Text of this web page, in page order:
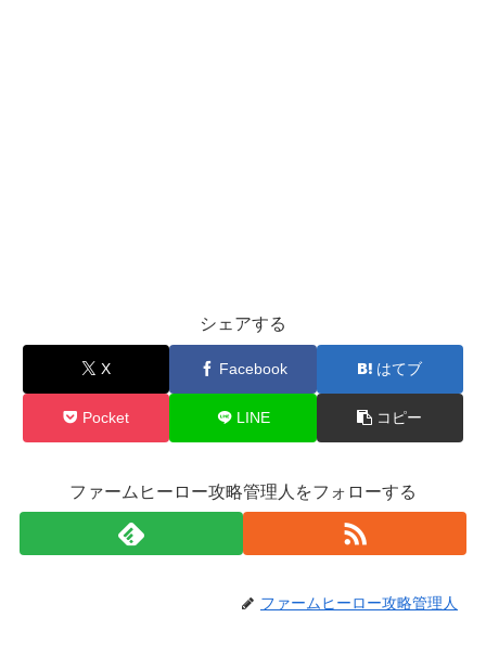
シェアする
X Facebook はてブ
Pocket LINE コピー
ファームヒーロー攻略管理人をフォローする
ファームヒーロー攻略管理人